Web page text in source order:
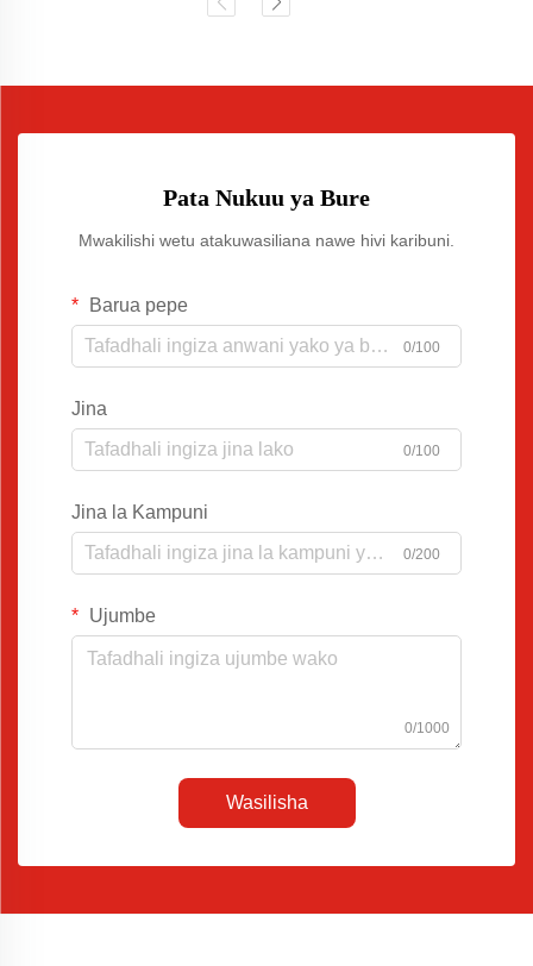
Pata Nukuu ya Bure
Mwakilishi wetu atakuwasiliana nawe hivi karibuni.
Barua pepe
0/100
Jina
0/100
Jina la Kampuni
0/200
Ujumbe
0/1000
Wasilisha